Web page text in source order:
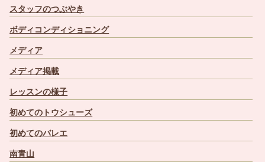
スタッフのつぶやき
ボディコンディショニング
メディア
メディア掲載
レッスンの様子
初めてのトウシューズ
初めてのバレエ
南青山